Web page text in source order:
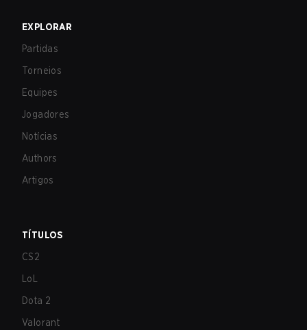
EXPLORAR
Partidas
Torneios
Equipes
Jogadores
Notícias
Authors
Artigos
TÍTULOS
CS2
LoL
Dota 2
Valorant